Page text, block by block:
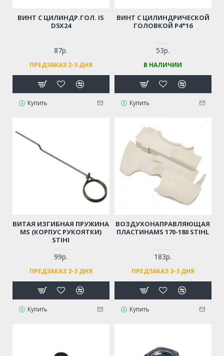
ВИНТ С ЦИЛИНДР.ГОЛ. IS
D5Х24
87р.
ПРЕДЗАКАЗ 2-3 ДНЯ
Купить
ВИНТ С ЦИЛИНДРИЧЕСКОЙ
ГОЛОВКОЙ Р4*16
53р.
В НАЛИЧИИ
Купить
ВИТАЯ ИЗГИБНАЯ ПРУЖИНА
MS (КОРПУС РУКОЯТКИ)
STIHI
99р.
ПРЕДЗАКАЗ 2-3 ДНЯ
Купить
ВОЗДУХОНАПРАВЛЯЮЩАЯ
ПЛАСТИНАMS 170-180 STIHL
183р.
ПРЕДЗАКАЗ 2-3 ДНЯ
Купить